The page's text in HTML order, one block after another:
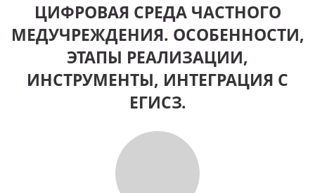
ЦИФРОВАЯ СРЕДА ЧАСТНОГО
МЕДУЧРЕЖДЕНИЯ. ОСОБЕННОСТИ,
ЭТАПЫ РЕАЛИЗАЦИИ,
ИНСТРУМЕНТЫ, ИНТЕГРАЦИЯ С
ЕГИСЗ.